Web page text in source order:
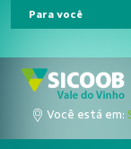
Pular para o
Para você
Você está em: